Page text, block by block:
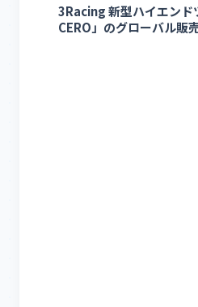
3Racing 新型ハイエンド
CERO」のグローバル販